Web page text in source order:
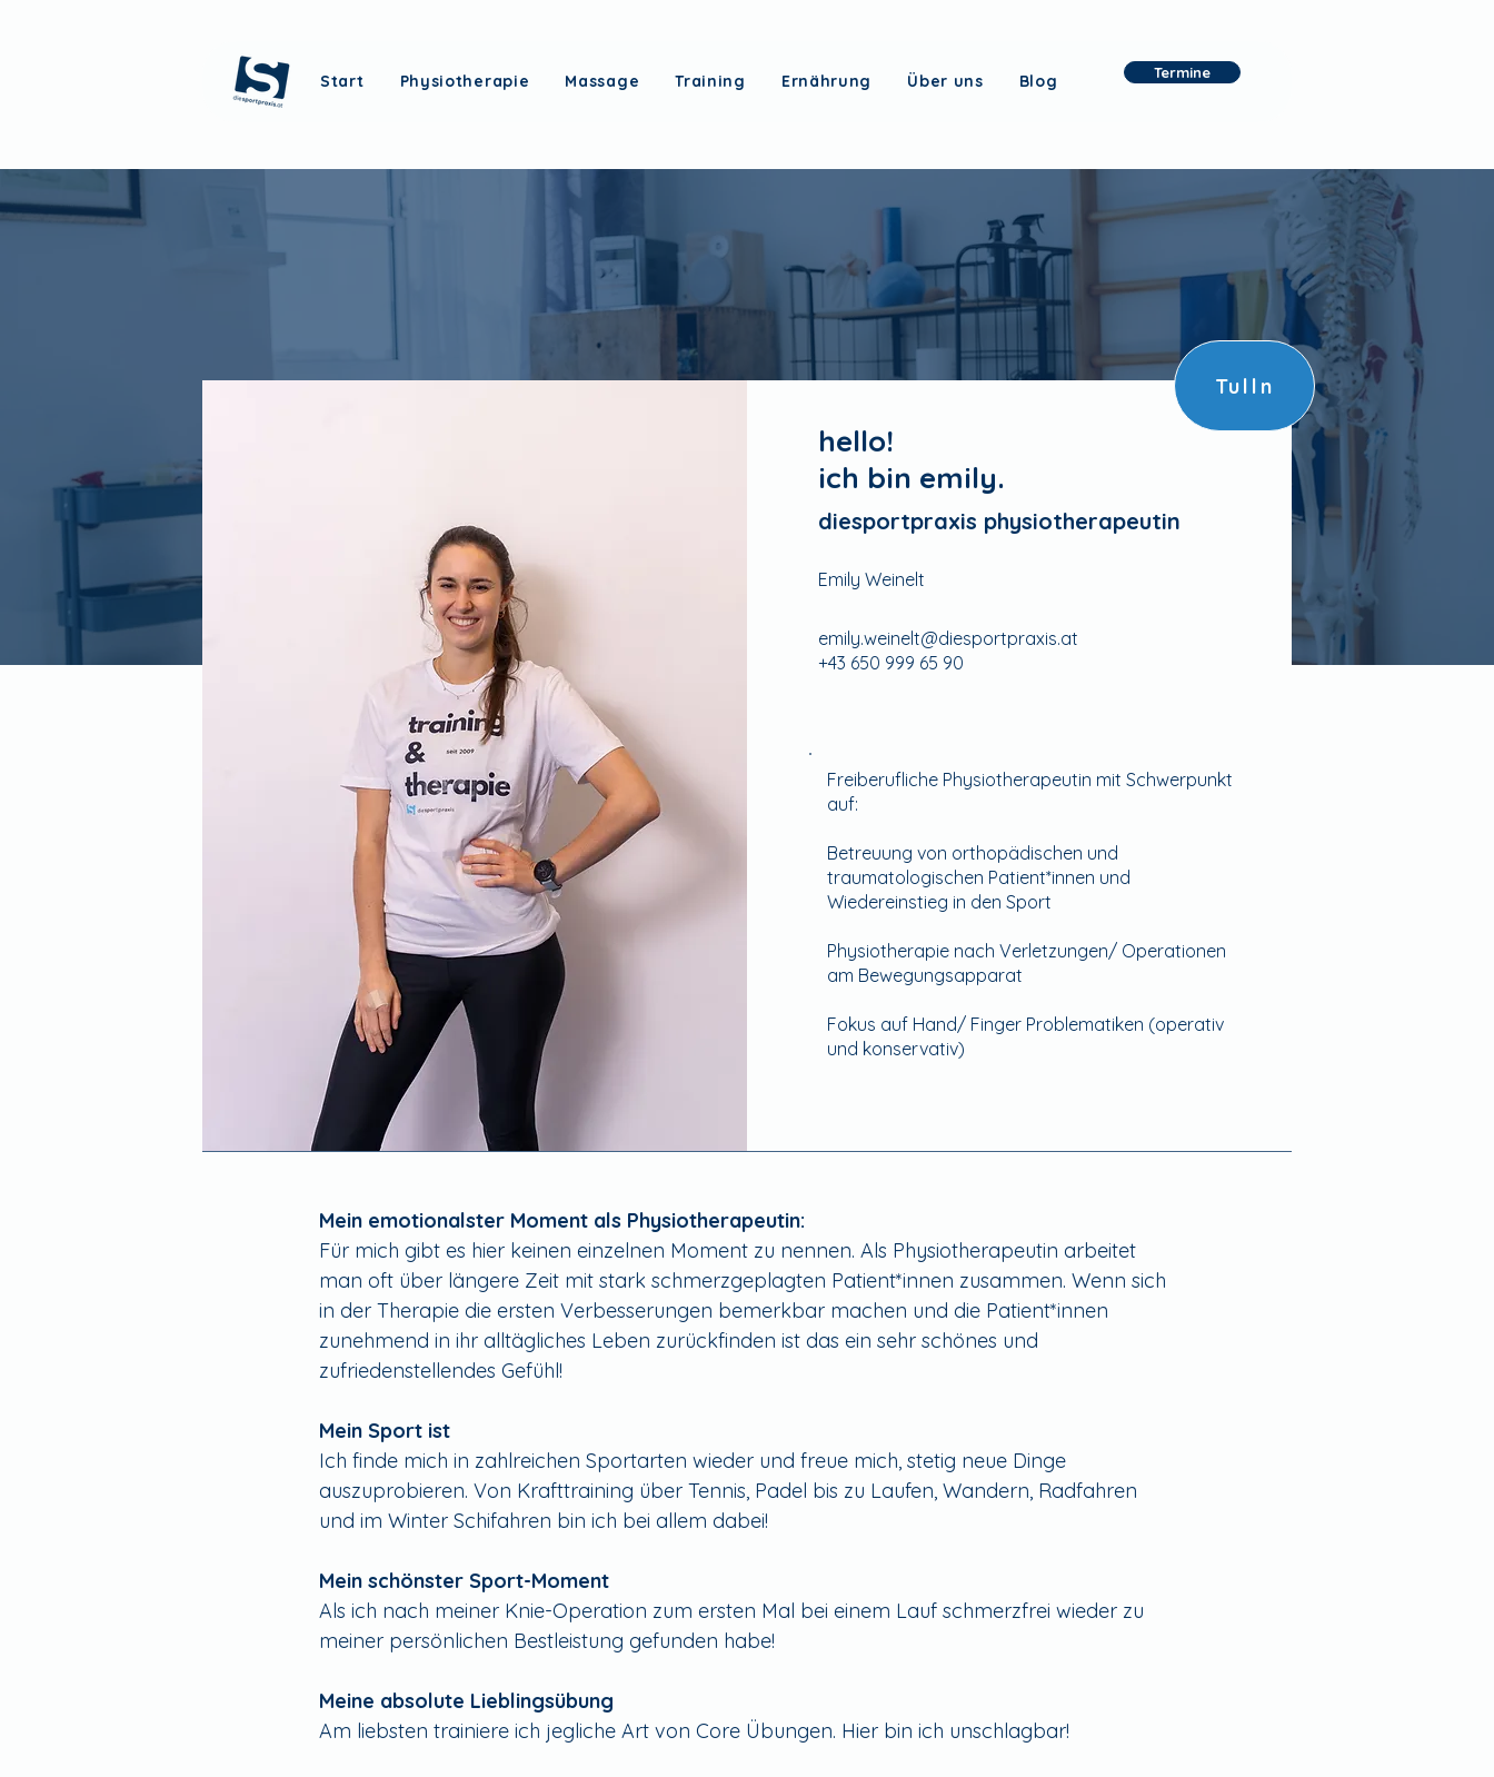
Start Physiotherapie Massage Training Ernährung Über uns Blog Termine
hello!
ich bin emily.
Tulln
diesportpraxis physiotherapeutin
Emily Weinelt
emily.weinelt@diesportpraxis.at
+43 650 999 65 90
Freiberufliche Physiotherapeutin mit Schwerpunkt
auf:
Betreuung von orthopädischen und
traumatologischen Patient*innen und
Wiedereinstieg in den Sport
Physiotherapie nach Verletzungen/ Operationen
am Bewegungsapparat
Fokus auf Hand/ Finger Problematiken (operativ
und konservativ)
Mein emotionalster Moment als Physiotherapeutin:
Für mich gibt es hier keinen einzelnen Moment zu nennen. Als Physiotherapeutin arbeitet
man oft über längere Zeit mit stark schmerzgeplagten Patient*innen zusammen. Wenn sich
in der Therapie die ersten Verbesserungen bemerkbar machen und die Patient*innen
zunehmend in ihr alltägliches Leben zurückfinden ist das ein sehr schönes und
zufriedenstellendes Gefühl!
Mein Sport ist
Ich finde mich in zahlreichen Sportarten wieder und freue mich, stetig neue Dinge
auszuprobieren. Von Krafttraining über Tennis, Padel bis zu Laufen, Wandern, Radfahren
und im Winter Schifahren bin ich bei allem dabei!
Mein schönster Sport-Moment
Als ich nach meiner Knie-Operation zum ersten Mal bei einem Lauf schmerzfrei wieder zu
meiner persönlichen Bestleistung gefunden habe!
Meine absolute Lieblingsübung
Am liebsten trainiere ich jegliche Art von Core Übungen. Hier bin ich unschlagbar!